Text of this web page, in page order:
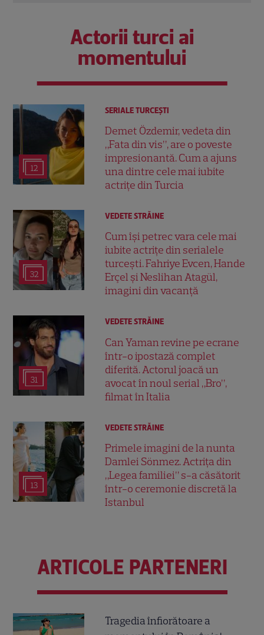
Actorii turci ai
momentului
12
SERIALE TURCEŞTI
Demet Özdemir, vedeta din
„Fata din vis”, are o poveste
impresionantă. Cum a ajuns
una dintre cele mai iubite
actrițe din Turcia
32
VEDETE STRĂINE
Cum își petrec vara cele mai
iubite actrițe din serialele
turcești. Fahriye Evcen, Hande
Erçel și Neslihan Atagül,
imagini din vacanță
31
VEDETE STRĂINE
Can Yaman revine pe ecrane
într-o ipostază complet
diferită. Actorul joacă un
avocat în noul serial „Bro”,
filmat în Italia
13
VEDETE STRĂINE
Primele imagini de la nunta
Damlei Sönmez. Actrița din
„Legea familiei” s-a căsătorit
într-o ceremonie discretă la
Istanbul
ARTICOLE PARTENERI
Tragedia înfiorătoare a